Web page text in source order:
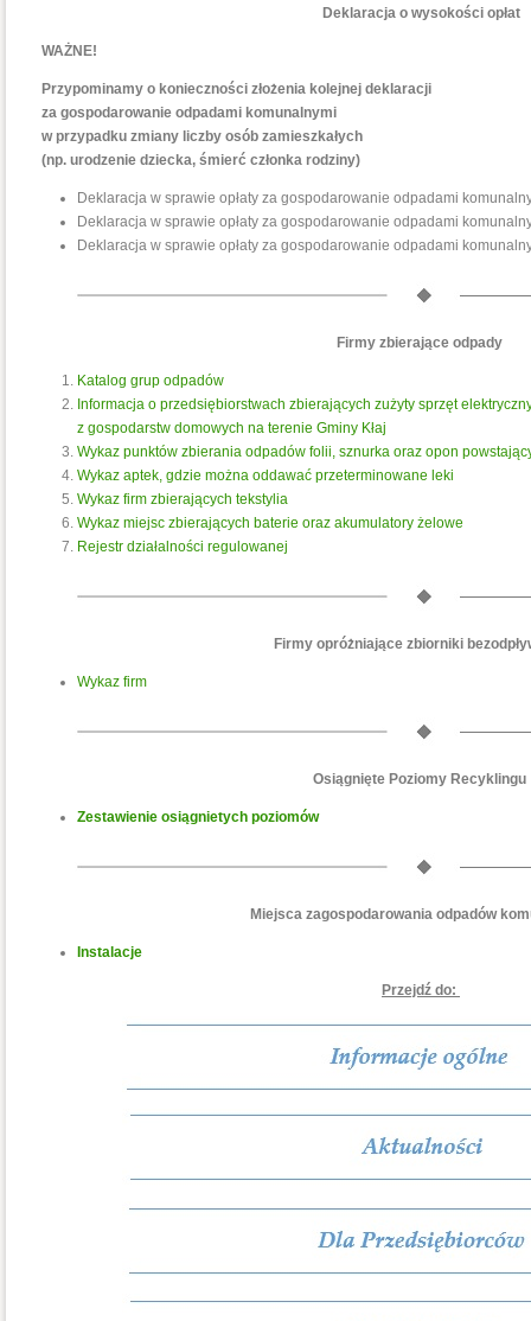
Deklaracja o wysokości opłat
WAŻNE!
Przypominamy o konieczności złożenia kolejnej deklaracji
za gospodarowanie odpadami komunalnymi
w przypadku zmiany liczby osób zamieszkałych
(np. urodzenie dziecka, śmierć członka rodziny)
Deklaracja w sprawie opłaty za gospodarowanie odpadami
Deklaracja w sprawie opłaty za gospodarowanie odpadami
Deklaracja w sprawie opłaty za gospodarowanie odpadami
Firmy zbierające odpady
Katalog grup odpadów
Informacja o przedsiębiorstwach zbierających zużyty sprzęt
z gospodarstw domowych na terenie Gminy Kłaj
Wykaz punktów zbierania odpadów folii, sznurka oraz opon
Wykaz aptek, gdzie można oddawać przeterminowane leki
Wykaz firm zbierających tekstylia
Wykaz miejsc zbierających baterie oraz akumulatory żelowe
Rejestr działalności regulowanej
Firmy opróżniające zbiorniki
Wykaz firm
Osiągnięte Poziomy Recyklingu
Zestawienie osiągnietych poziomów
Miejsca zagospodarowania odpadów
Instalacje
Przejdź do: